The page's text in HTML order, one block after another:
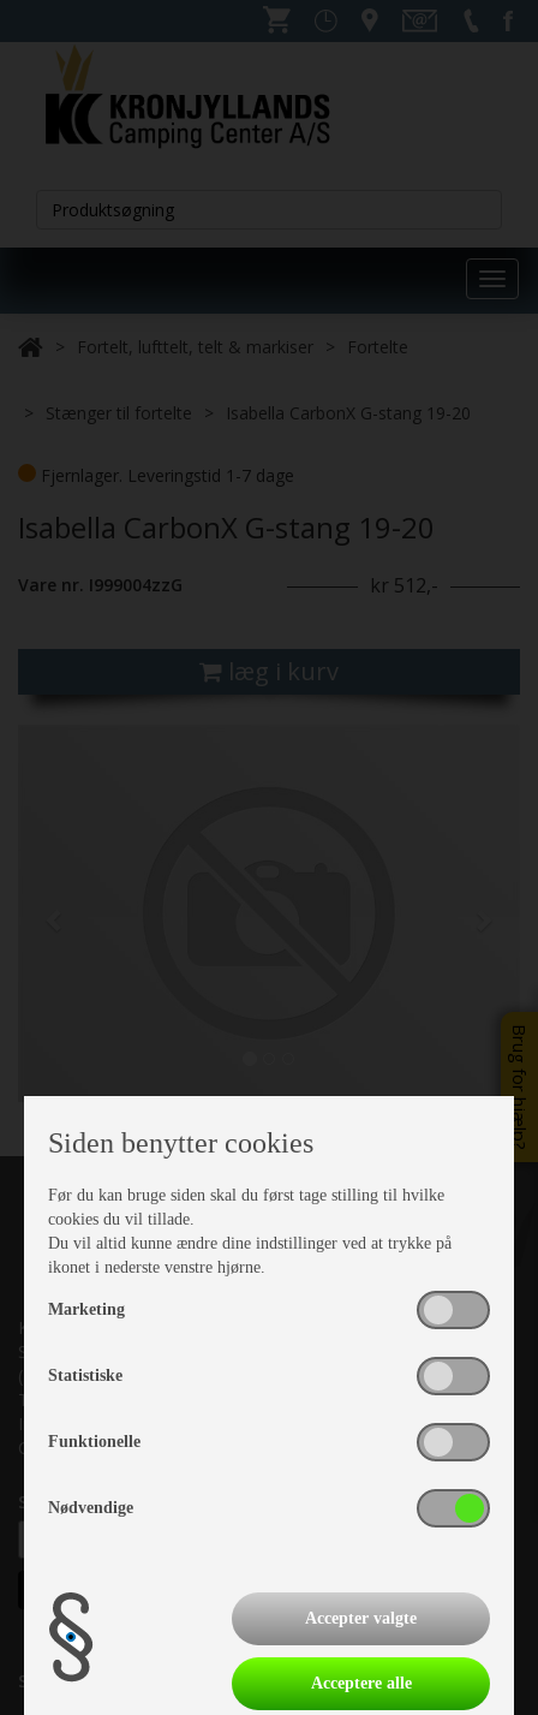
Brug for hjælp?
Fortelt, lufttelt, telt & markiser Fortelte
Stænger til fortelte Isabella CarbonX G-stang 19-20
Fjernlager. Leveringstid 1-7 dage
Isabella CarbonX G-stang 19-20
Vare nr. I999004zzG kr 512,-
læg i kurv
Kronjyllands Camping Center A/S
Suderholmen 10, 8960 Randers SØ
(Lige ud til Grenåvej)
Tlf. +45 87 10 98 70
Info@as-kcc.dk
CVR: 33 38 77 33
Samtykke til nyhedsbrev
Salgsafdeling:
Siden benytter cookies
Før du kan bruge siden skal du først tage stilling til hvilke
cookies du vil tillade.
Du vil altid kunne ændre dine indstillinger ved at trykke på
ikonet i nederste venstre hjørne.
Marketing
Statistiske
Funktionelle
Nødvendige
Accepter valgte
Acceptere alle